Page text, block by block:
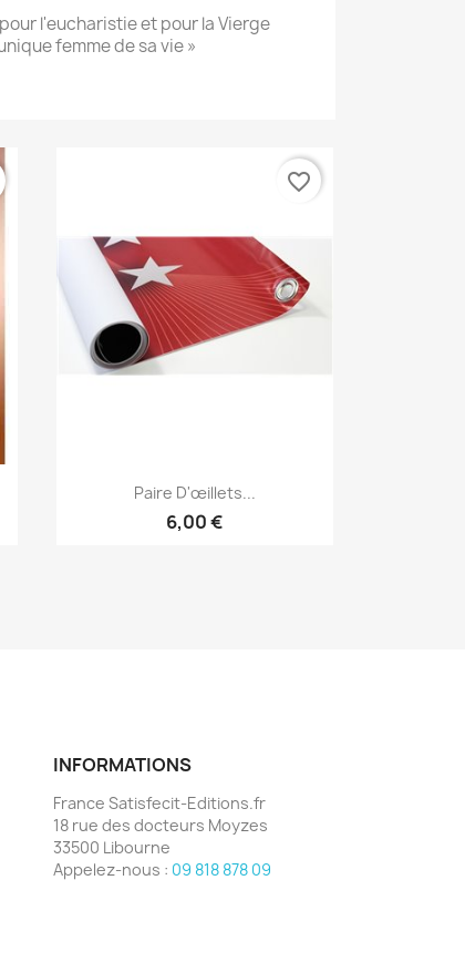
l'eucharistie et pour la Vierge
femme de sa vie »
Aperçu rapide
Paire D'œillets...
6,00 €
favorite_border
INFORMATIONS
France Satisfecit-Editions.fr
18 rue des docteurs Moyzes
33500 Libourne
Appelez-nous : 09 818 878 09